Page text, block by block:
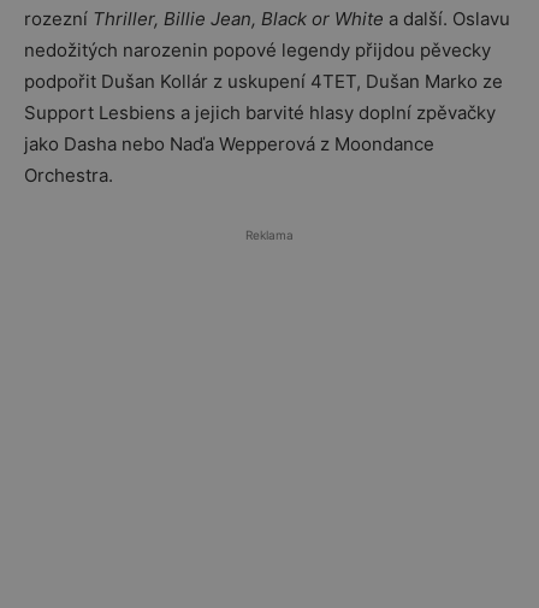
rozezní Thriller, Billie Jean, Black or White a další. Oslavu
nedožitých narozenin popové legendy přijdou pěvecky
podpořit Dušan Kollár z uskupení 4TET, Dušan Marko ze
Support Lesbiens a jejich barvité hlasy doplní zpěvačky
jako Dasha nebo Naďa Wepperová z Moondance
Orchestra.
Reklama